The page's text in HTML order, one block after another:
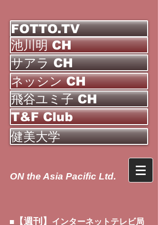
FOTTO.TV
池川明 CH
サアラ CH
ネッシン CH
飛谷ユミ子 CH
T&F Club
健美大学
ON the Asia Pacific Ltd.
■ 【週刊】
インターネットテレビ局